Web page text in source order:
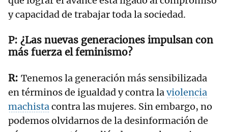
y capacidad de trabajar toda la sociedad.
¿Las nuevas generaciones impulsan con
más fuerza el feminismo?
Tenemos la generación más sensibilizada
en términos de igualdad y contra laviolencia
machistacontra las mujeres. Sin embargo, no
podemos olvidarnos de la desinformación de